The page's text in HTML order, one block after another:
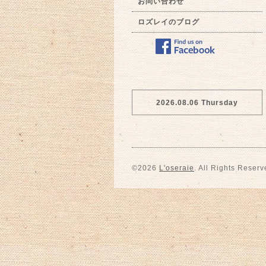
ロズレイのブログ
2026.08.06 Thursday
©2026 L'oseraie . All Rights